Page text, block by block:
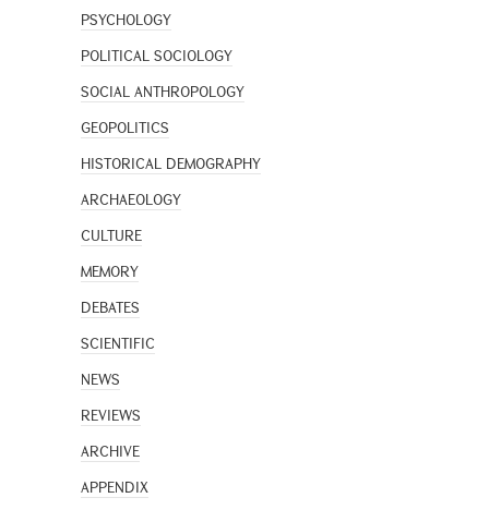
PSYCHOLOGY
POLITICAL SOCIOLOGY
SOCIAL ANTHROPOLOGY
GEOPOLITICS
HISTORICAL DEMOGRAPHY
ARCHAEOLOGY
CULTURE
MEMORY
DEBATES
SCIENTIFIC
NEWS
REVIEWS
ARCHIVE
APPENDIX